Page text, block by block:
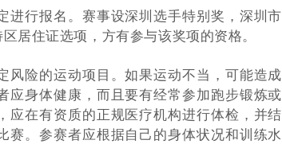
进行报名。赛事设深圳选手特别奖，深圳市
居住证选项，方有参与该奖项的资格。
风险的运动项目。如果运动不当，可能造成
应身体健康，而且要有经常参加跑步锻炼或
应在有资质的正规医疗机构进行体检，并结
赛。参赛者应根据自己的身体状况和训练水